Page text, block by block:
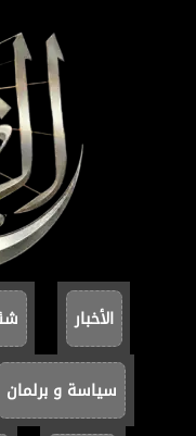
الأخبار
سياسة و برلمان